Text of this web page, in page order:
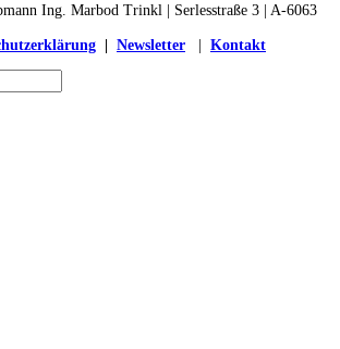
Ing. Marbod Trinkl | Serlesstraße 3 | A-6063
Newsletter Kontakt